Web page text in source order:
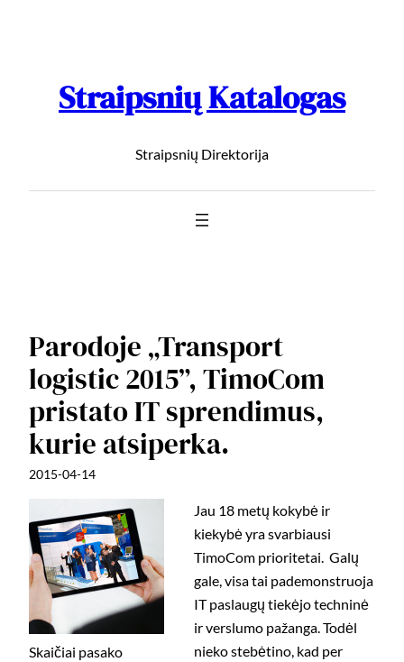
Straipsnių Katalogas
Straipsnių Direktorija
Parodoje „Transport
logistic 2015”, TimoCom
pristato IT sprendimus,
kurie atsiperka.
2015-04-14
Skaičiai pasako
Jau 18 metų kokybė ir
kiekybė yra svarbiausi
TimoCom prioritetai. Galų
gale, visa tai pademonstruoja
IT paslaugų tiekėjo techninė
ir verslumo pažanga. Todėl
nieko stebėtino, kad per